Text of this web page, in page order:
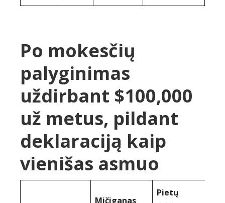
Po mokesčių
palyginimas
uždirbant $100,000
už metus, pildant
deklaraciją kaip
vienišas asmuo
Mičiganas
Pietų